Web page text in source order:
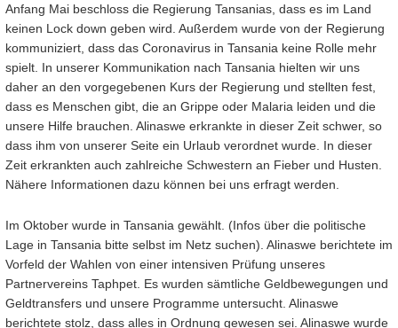
Anfang Mai beschloss die Regierung Tansanias, dass es im Land
keinen Lock down geben wird. Außerdem wurde von der Regierung
kommuniziert, dass das Coronavirus in Tansania keine Rolle mehr
spielt. In unserer Kommunikation nach Tansania hielten wir uns
daher an den vorgegebenen Kurs der Regierung und stellten fest,
dass es Menschen gibt, die an Grippe oder Malaria leiden und die
unsere Hilfe brauchen. Alinaswe erkrankte in dieser Zeit schwer, so
dass ihm von unserer Seite ein Urlaub verordnet wurde. In dieser
Zeit erkrankten auch zahlreiche Schwestern an Fieber und Husten.
Nähere Informationen dazu können bei uns erfragt werden.
Im Oktober wurde in Tansania gewählt. (Infos über die politische
Lage in Tansania bitte selbst im Netz suchen). Alinaswe berichtete im
Vorfeld der Wahlen von einer intensiven Prüfung unseres
Partnervereins Taphpet. Es wurden sämtliche Geldbewegungen und
Geldtransfers und unsere Programme untersucht. Alinaswe
berichtete stolz, dass alles in Ordnung gewesen sei. Alinaswe wurde